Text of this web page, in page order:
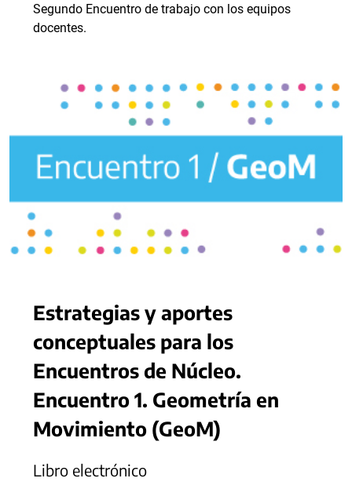
Segundo Encuentro de trabajo con los equipos
docentes.
Estrategias y aportes
conceptuales para los
Encuentros de Núcleo.
Encuentro 1. Geometría en
Movimiento (GeoM)
Libro electrónico